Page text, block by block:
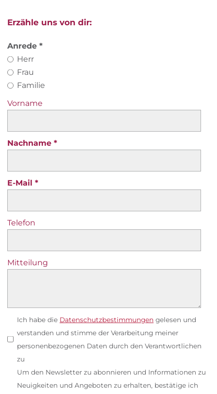
Erzähle uns von dir:
Anrede
Herr
Frau
Familie
Vorname
Nachname
E-Mail
Telefon
Mitteilung
Ich habe die Datenschutzbestimmungen gelesen und
verstanden und stimme der Verarbeitung meiner
personenbezogenen Daten durch den Verantwortlichen
zu
Um den Newsletter zu abonnieren und Informationen zu
Neuigkeiten und Angeboten zu erhalten, bestätige ich